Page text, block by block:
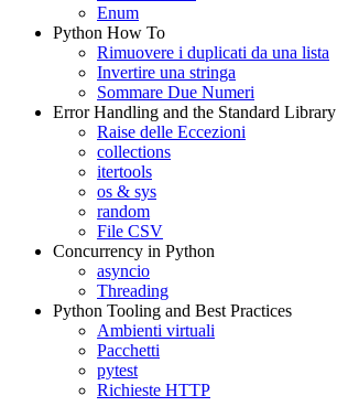
Enum
Python How To
Rimuovere i duplicati da una lista
Invertire una stringa
Sommare Due Numeri
Error Handling and the Standard Library
Raise delle Eccezioni
collections
itertools
os & sys
random
File CSV
Concurrency in Python
asyncio
Threading
Python Tooling and Best Practices
Ambienti virtuali
Pacchetti
pytest
Richieste HTTP